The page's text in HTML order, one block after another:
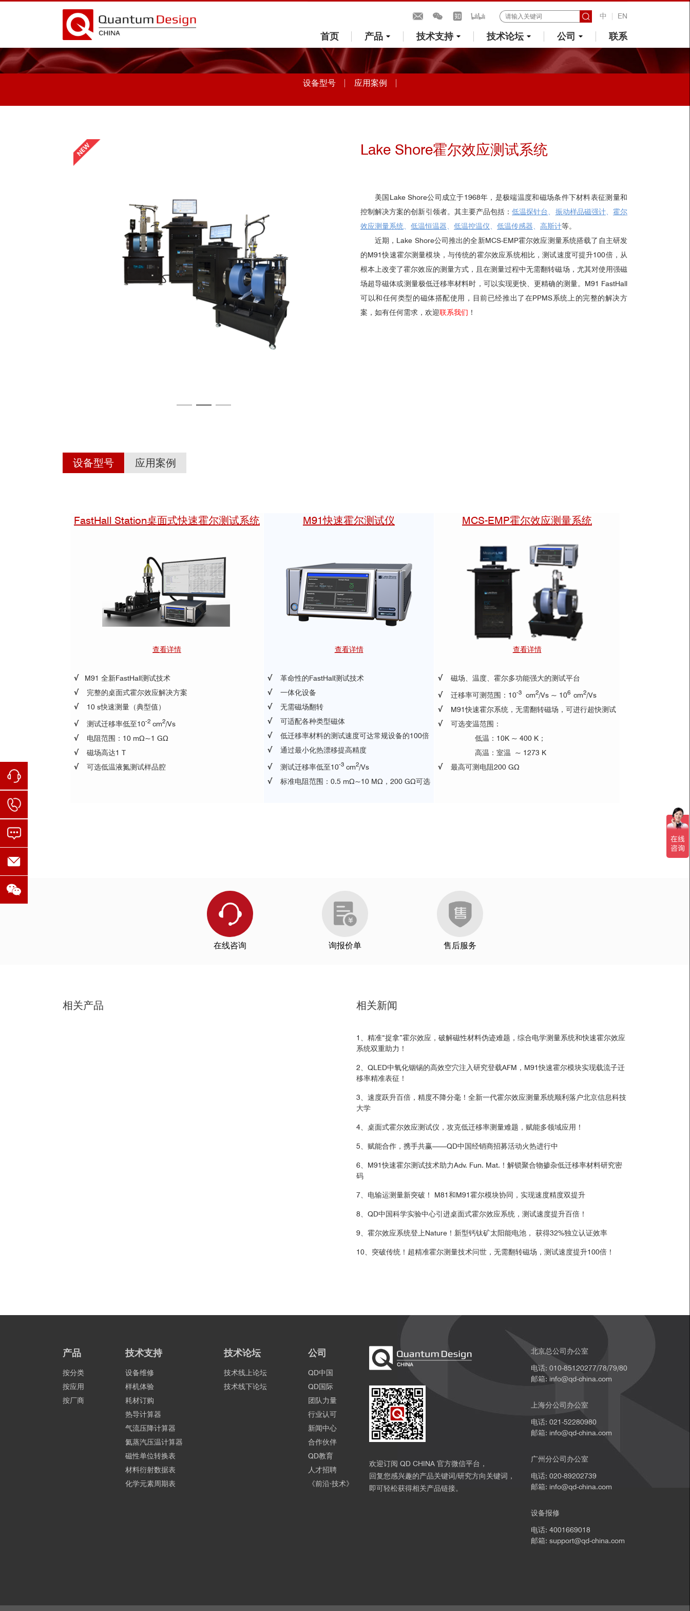
中 EN
首页 产品 技术支持 技术论坛 公司 联系
设备型号 应用案例
Lake Shore霍尔效应测试系统
美国Lake Shore公司成立于1968年，是极端温度和磁场条件下材料表征测量和
控制解决方案的创新引领者。其主要产品包括：低温探针台 振动样品磁强计、 霍尔
效应测量系统
低温恒温器 低温控温仪 低温传感器 高斯计等。
近期， Lake Shore公司推出的全新MCS-EMP霍尔效应测量系统搭载了自主研发
的M91快速霍尔测量模块，与传统的霍尔效应系统相比，测试速度可提升100倍，从
根本上改变了霍尔效应的测量方式，且在测量过程中无需翻转磁场，尤其对使用强磁
场超导磁体或测量极低迁移率材料时，可以实现更快、更精确的测量。 M91 FastHall
可以和任何类型的磁体搭配使用，目前已经推出了在PPMS系统上的完整的解决方
案，如有任何需求，欢迎联系我们 ！
设备型号 应用案例
FastHall Station桌面式快速霍尔测试系统
查看详情
√ M91 全新FastHall测试技术
√ 完整的桌面式霍尔效应解决方案
√ 10 s快速测量（典型值）
√ 测试迁移率低至10-2 cm2/Vs
√ 电阻范围：10 mΩ~1 GΩ
√ 磁场高达1 T
√ 可选低温液氮测试样品腔
M91快速霍尔测试仪
查看详情
√ 革命性的FastHall测试技术
√ 一体化设备
√ 无需磁场翻转
√ 可适配各种类型磁体
√ 低迁移率材料的测试速度可达常规设备的100倍
√ 通过最小化热漂移提高精度
√ 测试迁移率低至10-3 cm2/Vs
√ 标准电阻范围：0.5 mΩ~10 MΩ，200 GΩ可选
MCS-EMP霍尔效应测量系统
查看详情
√ 磁场、温度、霍尔多功能强大的测试平台
√ 迁移率可测范围：10-3 cm2/Vs ~ 106 cm2/Vs
√ M91快速霍尔系统，无需翻转磁场，可进行超快测试
√ 可选变温范围：
低温：10K ~ 400 K；
高温：室温 ~ 1273 K
√ 最高可测电阻200 GΩ
超薄（5 nm）无定形氧化铟锌（IZO）
获得了32.5%的独立认证PCE
Enhanced optoelectronic coupling for perovskite-silicon
在线咨询 询报价单 售后服务
相关产品 相关新闻
1、精准“捉拿”霍尔效应，破解磁性材料伪迹难题，综合电学测量系统和快速霍尔效应
系统双重助力！
2、QLED中氧化铟锡的高效空穴注入研究登载AFM，M91快速霍尔模块实现载流子迁
移率精准表征！
3、速度跃升百倍，精度不降分毫！全新一代霍尔效应测量系统顺利落户北京信息科技
大学
4、桌面式霍尔效应测试仪，攻克低迁移率测量难题，赋能多领域应用！
5、赋能合作，携手共赢——QD中国经销商招募活动火热进行中
6、M91快速霍尔测试技术助力Adv. Fun. Mat.！解锁聚合物掺杂低迁移率材料研究密
码
7、电输运测量新突破！ M81和M91霍尔模块协同，实现速度精度双提升
8、QD中国科学实验中心引进桌面式霍尔效应系统，测试速度提升百倍！
9、霍尔效应系统登上Nature！新型钙钛矿太阳能电池， 获得32%独立认证效率
10、突破传统！超精准霍尔测量技术问世，无需翻转磁场，测试速度提升100倍！
产品
按分类
按应用
按厂商
技术支持
设备维修
样机体验
耗材订购
热导计算器
气流压降计算器
氦蒸汽压温计算器
磁性单位转换表
材料衍射数据表
化学元素周期表
技术论坛
技术线上论坛
技术线下论坛
公司
QD中国
QD国际
团队力量
行业认可
新闻中心
合作伙伴
QD教育
人才招聘
《前沿·技术》
欢迎订阅 QD CHINA 官方微信平台，
回复您感兴趣的产品关键词/研究方向关键词，
即可轻松获得相关产品链接。
北京总公司办公室
电话: 010-85120277/78/79/80
邮箱: info@qd-china.com
上海分公司办公室
电话: 021-52280980
邮箱: info@qd-china.com
广州分公司办公室
电话: 020-89202739
邮箱: info@qd-china.com
设备报修
电话: 4001669018
邮箱: support@qd-china.com